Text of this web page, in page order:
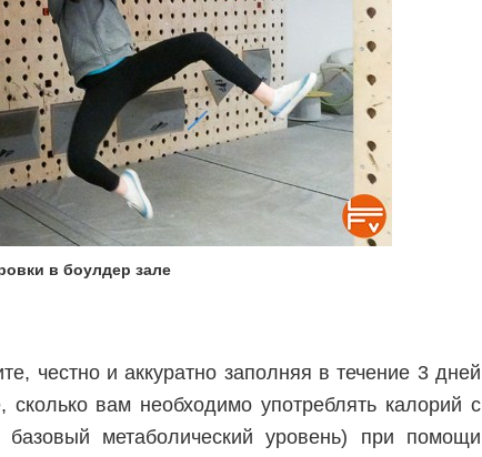
в боулдер зале
честно и аккуратно заполняя в течение 3 дней
вам необходимо употреблять калорий с
метаболический уровень) при помощи